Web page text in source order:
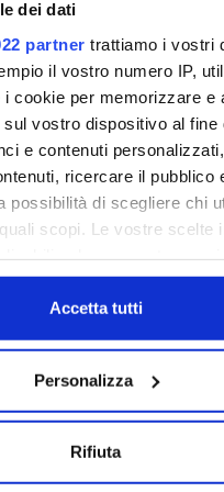
dei dati
partner trattiamo i vostri
il vostro numero IP,
i cookie per memorizzare e
vostro dispositivo al fine
e contenuti
ricercare il pubblico
possibilità di scegliere chi
scopi. Le vostre scelte
le vostre scelte. È
il proprio consenso in
sui cookie o
vorremmo anche:
informazioni sulla tua
Accetta tutti
Personalizza
Rifiuta
LAVORA
c -
-
FAQ
PRIVACY
COOKIE
CREDITS